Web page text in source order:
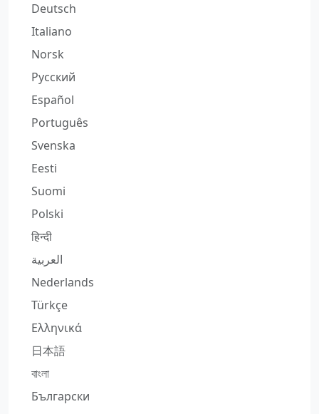
Deutsch
Italiano
Norsk
Русский
Español
Português
Svenska
Eesti
Suomi
Polski
हिन्दी
العربية
Nederlands
Türkçe
Ελληνικά
日本語
বাংলা
Български